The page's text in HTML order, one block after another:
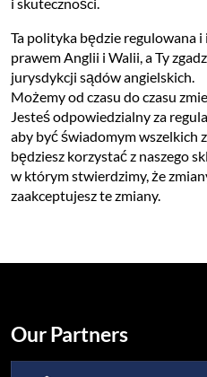
Ta polityka będzie regulowana
prawem Anglii i Walii, a Ty
jurysdykcji sądów angielskich.
Możemy od czasu do czasu
Jesteś odpowiedzialny za
aby być świadomym wszelkich
będziesz korzystać z naszego
w którym stwierdzimy, że
zaakceptujesz te zmiany.
Our Partners